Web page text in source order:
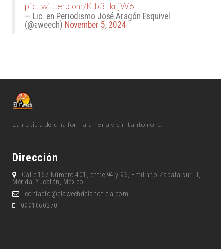
pic.twitter.com/Ktb3FkrjW6
— Lic. en Periodismo José Aragón Esquivel
(@aweech) November 5, 2024
La noticia de una forma amena y sin tanto rollo.
Dirección
Calle 167 Número 401, entre 94 y 96, Emiliano Zapata sur lll,
Mérida, Yucatán, México.
contacto@elawechdelanoticia.com
9991060270